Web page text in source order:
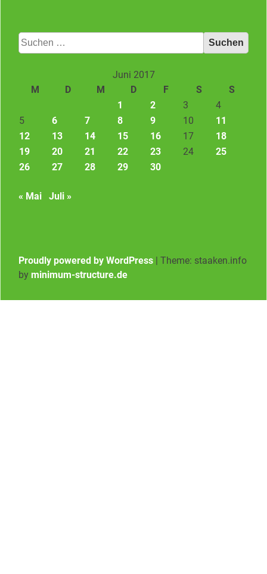
Suchen
nach:
Juni 2017
M
D M D F S
S
1
2 3
4
5
6 7 8 9 10
11
12
13 14 15 16 17
18
19
20 21 22 23 24
25
26
27 28 29 30
« Mai Juli »
Proudly powered by WordPress | Theme: staaken.info
by minimum-structure.de